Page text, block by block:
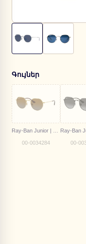
Գույներ
00-0034284 00-